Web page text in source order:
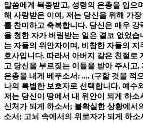
말씀에게 복종받고, 성령의 은총을 입으
해 사랑받은 이여, 저는 당신을 위해 가장
를 찬미하고 축복합니다. 당신은 매우 강
을 청한 자가 버림받는 일은 결코 없었습
는 자들의 위안자이며, 비참한 자들의 지
호사입니다. 따라서 아버지 같은 친절로
고 당신을 부르짖는 이들을 받아 주시고,
은총을 내게 베푸소서: .... (구할 것을 적
나의 특별한 보호자로 선택합니다. 예수
저는 당신이 땅에서 내 위안이 되게 하소
신처가 되게 하소서; 불확실한 상황에서
소서; 고뇌 속에서의 위로자가 되게 하소